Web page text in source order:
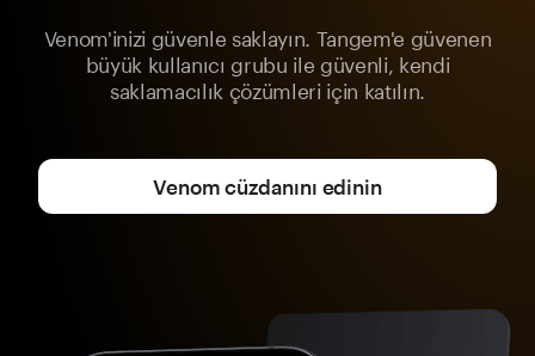
Venom'inizi güvenle saklayın. Tangem'e güvenen
büyük kullanıcı grubu ile güvenli, kendi
saklamacılık çözümleri için katılın.
Venom cüzdanını edinin